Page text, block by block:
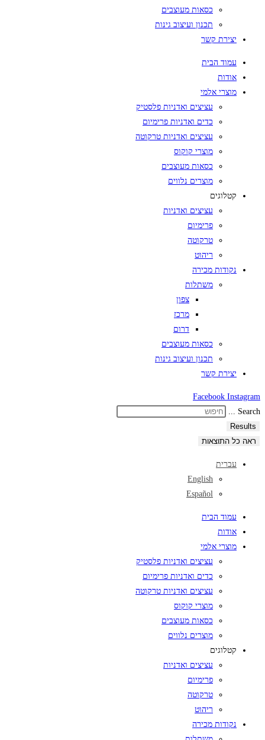
כסאות מעוצבים
תכנון ועיצוב גינות
יצירת קשר
עמוד הבית
אודות
מוצרי אלמי
עציצים ואדניות פלסטיק
כדים ואדניות פרימיום
עציצים ואדניות טרקוטה
מוצרי קוקוס
כסאות מעוצבים
מוצרים נלווים
קטלוגים
עציצים ואדניות
פרימיום
טרקוטה
ריהוט
נקודות מכירה
משתלות
צפון
מרכז
דרום
כסאות מעוצבים
תכנון ועיצוב גינות
יצירת קשר
Facebook Instagram
Search ...
Results
ראה כל התוצאות
עברית
English
Español
עמוד הבית
אודות
מוצרי אלמי
עציצים ואדניות פלסטיק
כדים ואדניות פרימיום
עציצים ואדניות טרקוטה
מוצרי קוקוס
כסאות מעוצבים
מוצרים נלווים
קטלוגים
עציצים ואדניות
פרימיום
טרקוטה
ריהוט
נקודות מכירה